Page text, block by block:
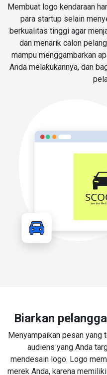
Membuat logo kendaraan
para startup selain
berkualitas tinggi agar
dan menarik calon
mampu menggambarkan
Anda melakukannya, dan
Biarkan
Menyampaikan pesan
audiens yang Anda
mendesain logo. Logo
merek Anda, karena